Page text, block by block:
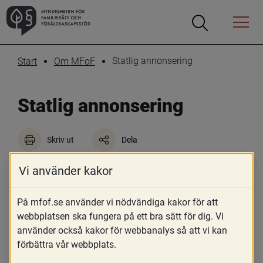
Öppna
Öppna
Menyn
Start Om MFoF Statlig annonsering
Statlig annonsering
Skriv ut Dela
I enlighet med EU:s
offentliga myndigheter årligen
offentliggöra de utgifter man har haft för
statlig annonsering. Det vill säga de
medel som man tilldelat leverantörer av
Vi använder kakor
På mfof.se använder vi nödvändiga kakor för att
webbplatsen ska fungera på ett bra sätt för dig. Vi
använder också kakor för webbanalys så att vi kan
förbättra vår webbplats.